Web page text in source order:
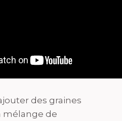
des graines
mélange de